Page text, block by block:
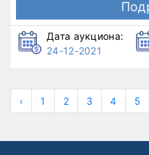
Дата аукциона:
24-12-2021
‹ 1 2 3 4 5